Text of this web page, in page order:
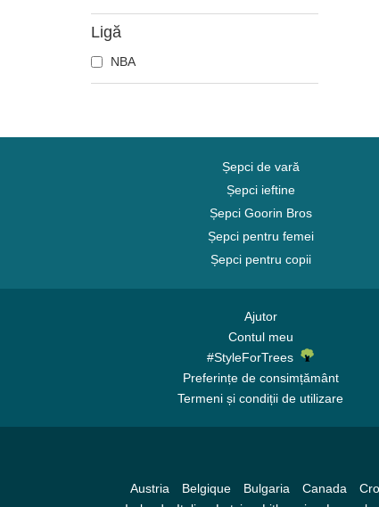
Boston Bruins
Boston Celtics
Boston Red Sox
Charlotte Hornets
Chelsea Football Club
Chicago Blackhawks
Cleveland Browns
Denver Broncos
Ligă
NBA
Șepci de vară
Șepci ieftine
Șepci Goorin Bros
Șepci pentru femei
Șepci pentru copii
Ajutor
Contul meu
#StyleForTrees
Preferințe de consimțământ
Termeni și condiții de utilizare
Austria Belgique Bulgaria Canada